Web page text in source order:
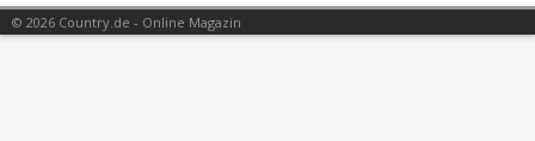
© 2026 Country.de - Online Magazin